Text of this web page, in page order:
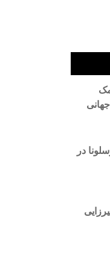
در